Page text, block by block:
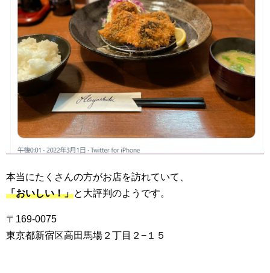
本当にたくさんの方がお店を訪れていて、
「おいしい！」と大評判のようです。
〒169-0075
東京都新宿区高田馬場２丁目２−１５